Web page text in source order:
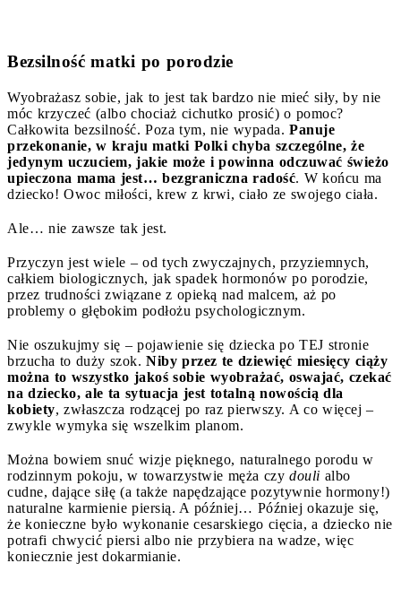
Bezsilność matki po porodzie
Wyobrażasz sobie, jak to jest tak bardzo nie mieć siły, by nie
móc krzyczeć (albo chociaż cichutko prosić) o pomoc?
Całkowita bezsilność. Poza tym, nie wypada. Panuje
przekonanie, w kraju matki Polki chyba szczególne, że
jedynym uczuciem, jakie może i powinna odczuwać świeżo
upieczona mama jest… bezgraniczna radość. W końcu ma
dziecko! Owoc miłości, krew z krwi, ciało ze swojego ciała.
Ale… nie zawsze tak jest.
Przyczyn jest wiele – od tych zwyczajnych, przyziemnych,
całkiem biologicznych, jak spadek hormonów po porodzie,
przez trudności związane z opieką nad malcem, aż po
problemy o głębokim podłożu psychologicznym.
Nie oszukujmy się – pojawienie się dziecka po TEJ stronie
brzucha to duży szok. Niby przez te dziewięć miesięcy ciąży
można to wszystko jakoś sobie wyobrażać, oswajać, czekać
na dziecko, ale ta sytuacja jest totalną nowością dla
kobiety, zwłaszcza rodzącej po raz pierwszy. A co więcej –
zwykle wymyka się wszelkim planom.
Można bowiem snuć wizje pięknego, naturalnego porodu w
rodzinnym pokoju, w towarzystwie męża czy douli albo
cudne, dające siłę (a także napędzające pozytywnie hormony!)
naturalne karmienie piersią. A później… Później okazuje się,
że konieczne było wykonanie cesarskiego cięcia, a dziecko nie
potrafi chwycić piersi albo nie przybiera na wadze, więc
koniecznie jest dokarmianie.